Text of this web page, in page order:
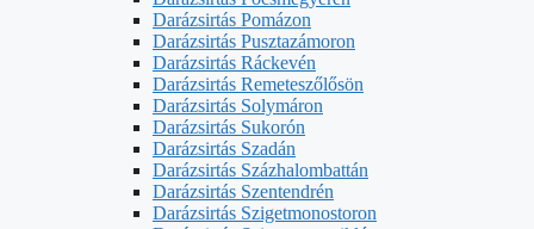
Darázsirtás Pomázon
Darázsirtás Pusztazámoron
Darázsirtás Ráckevén
Darázsirtás Remeteszőlősön
Darázsirtás Solymáron
Darázsirtás Sukorón
Darázsirtás Szadán
Darázsirtás Százhalombattán
Darázsirtás Szentendrén
Darázsirtás Szigetmonostoron